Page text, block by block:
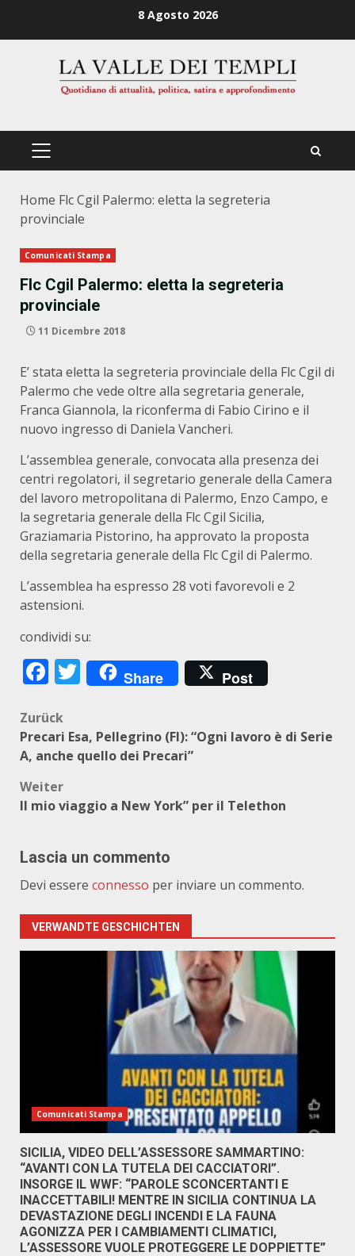
8 Agosto 2026
PRIMÄRES
Home Flc Cgil Palermo: eletta la segreteria
provinciale
Comunicati Stampa
Flc Cgil Palermo: eletta la segreteria
provinciale
11 Dicembre 2018
E’ stata eletta la segreteria provinciale della Flc Cgil di
Palermo che vede oltre alla segretaria generale,
Franca Giannola, la riconferma di Fabio Cirino e il
nuovo ingresso di Daniela Vancheri.
L’assemblea generale, convocata alla presenza dei
centri regolatori, il segretario generale della Camera
del lavoro metropolitana di Palermo, Enzo Campo, e
la segretaria generale della Flc Cgil Sicilia,
Graziamaria Pistorino, ha approvato la proposta
della segretaria generale della Flc Cgil di Palermo.
L’assemblea ha espresso 28 voti favorevoli e 2
astensioni.
condividi su:
Facebook
Twitter
Share Post
Beitragsnavigation
Zurück
Precari Esa, Pellegrino (FI): “Ogni lavoro è di Serie
A, anche quello dei Precari”
Weiter
Il mio viaggio a New York” per il Telethon
Lascia un commento
Devi essere connesso per inviare un commento.
VERWANDTE GESCHICHTEN
Comunicati Stampa
SICILIA, VIDEO DELL’ASSESSORE SAMMARTINO:
“AVANTI CON LA TUTELA DEI CACCIATORI”.
INSORGE IL WWF: “PAROLE SCONCERTANTI E
INACCETTABILI! MENTRE IN SICILIA CONTINUA LA
DEVASTAZIONE DEGLI INCENDI E LA FAUNA
AGONIZZA PER I CAMBIAMENTI CLIMATICI,
L’ASSESSORE VUOLE PROTEGGERE LE DOPPIETTE”